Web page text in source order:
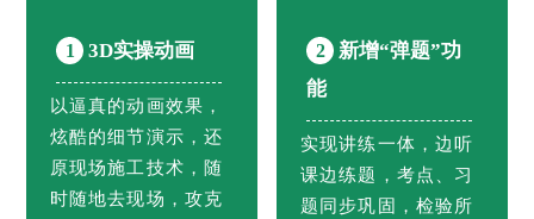
1 3D实操动画
以逼真的动画效果，
炫酷的细节演示，还
原现场施工技术，随
时随地去现场，攻克
2
新增“弹题”功
能
实现讲练一体，边听
课边练题，考点、习
题同步巩固，检验所